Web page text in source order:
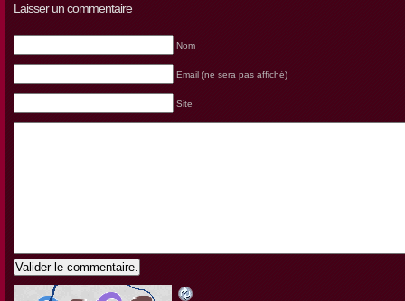
Laisser un commentaire
Nom
Email (ne sera pas affiché)
Site
Valider le commentaire.